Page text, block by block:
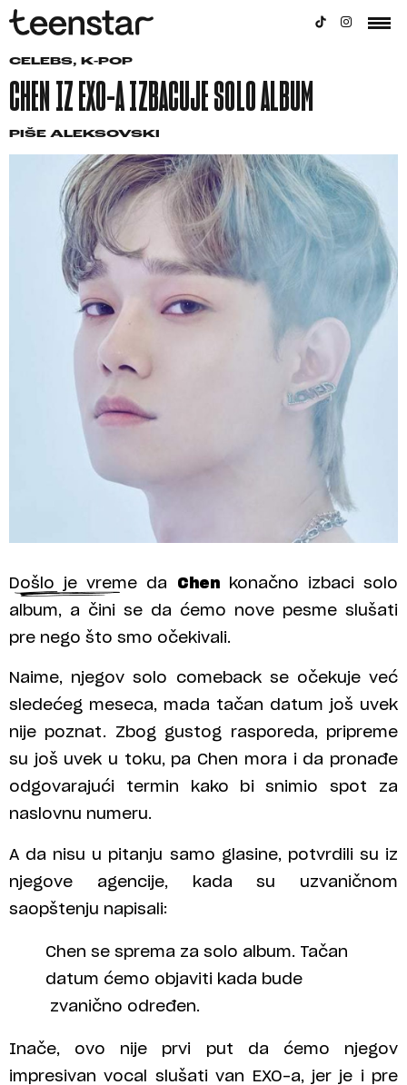
CELEBS, K-POP
CHEN IZ EXO-A IZBACUJE SOLO ALBUM
PIŠE ALEKSOVSKI
Došlo je vreme da Chenkonačno izbaci solo
album, a čini se da ćemo nove pesme slušati
pre nego što smo očekivali.
Naime, njegov solo comeback se očekuje već
sledećeg meseca, mada tačan datum još uvek
nije poznat. Zbog gustog rasporeda, pripreme
su još uvek u toku, pa Chen mora i da pronađe
odgovarajući termin kako bi snimio spot za
naslovnu numeru.
A da nisu u pitanju samo glasine, potvrdili su iz
njegove agencije, kada su uzvaničnom
saopštenju napisali:
Chen se sprema za solo album. Tačan
datum ćemo objaviti kada bude
zvanično određen.
Inače, ovo nije prvi put da ćemo njegov
impresivan vocal slušati van EXO-a, jer je i pre